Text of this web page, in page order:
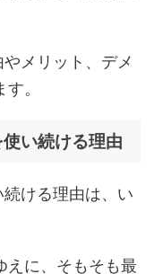
メリット、デメ
。
い続ける理由
ける理由は、い
えに、そもそも最